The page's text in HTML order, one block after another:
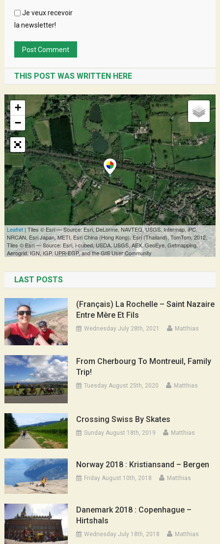
Je veux recevoir
la newsletter!
THIS POST WAS WRITTEN HERE
LAST POSTS
(Français) La Rochelle – Saint Nazaire
Entre Mère Et Fils
Wednesday July 28th, 2021 Matthias
From Cherbourg To Montreuil, Family
Trip!
Tuesday August 25th, 2020 Matthias
Crossing Swiss By Skates
Sunday August 18th, 2019 Matthias
Norway 2018 : Kristiansand – Bergen
Friday August 10th, 2018 Matthias
Danemark 2018 : Copenhague –
Hirtshals
Wednesday July 18th, 2018 Matthias